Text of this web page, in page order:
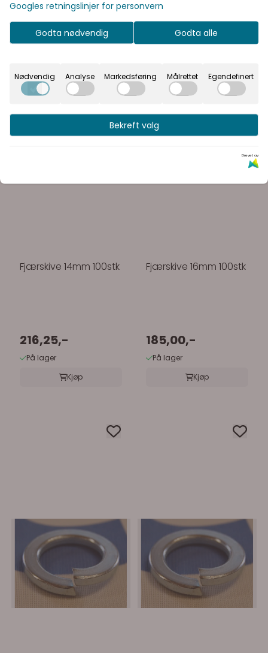
Fjærskive 14mm 100stk
216,25,-
På lager
Kjøp
Fjærskive 16mm 100stk
185,00,-
På lager
Kjøp
prisene med eller uten
moms.
Inkl.
Ekskl.
Googles retningslinjer for personvern
Godta nødvendig Godta alle
Nødvendig Analyse Markedsføring Målrettet Egendefinert
Bekreft valg
Drevet av